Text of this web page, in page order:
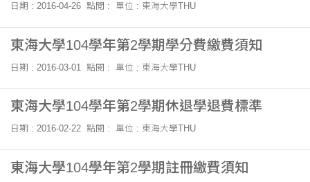
日期 : 2016-04-26 點閱 : 單位 : 東海大學THU
東海大學104學年第2學期學分費繳費須知
日期 : 2016-03-01 點閱 : 單位 : 東海大學THU
東海大學104學年第2學期休退學退費標準
日期 : 2016-02-22 點閱 : 單位 : 東海大學THU
東海大學104學年第2學期註冊繳費須知